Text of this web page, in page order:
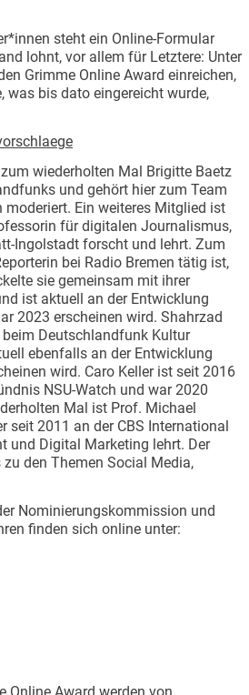
steht ein Online-Formular
lohnt, vor allem für Letztere: Unter
Grimme Online Award einreichen,
was bis dato eingereicht wurde,
wiederholten Mal Brigitte Baetz
und gehört hier zum Team
moderiert. Ein weiteres Mitglied ist
für digitalen Journalismus,
Ingolstadt forscht und lehrt. Zum
bei Radio Bremen tätig ist,
sie gemeinsam mit ihrer
ist aktuell an der Entwicklung
2023 erscheinen wird. Shahrzad
Deutschlandfunk Kultur
ebenfalls an der Entwicklung
wird. Caro Keller ist seit 2016
NSU-Watch und war 2020
Mal ist Prof. Michael
seit 2011 an der CBS International
und Digital Marketing lehrt. Der
den Themen Social Media,
Nominierungskommission und
finden sich online unter: